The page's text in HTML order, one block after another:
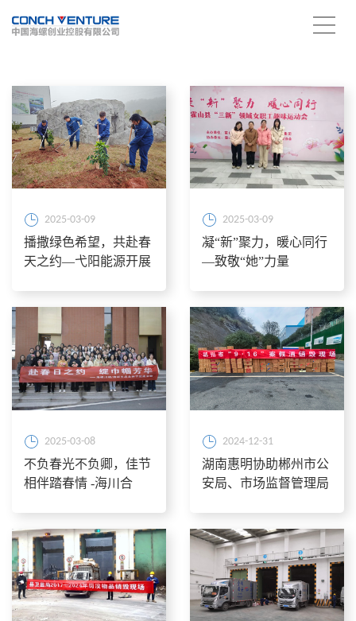
2025-03-09
播撒绿色希望，共赴春
天之约—弋阳能源开展
2025-03-09
凝“新”聚力，暖心同行
—致敬“她”力量
2025-03-08
不负春光不负卿，佳节
相伴踏春情 -海川合
2024-12-31
湖南惠明协助郴州市公
安局、市场监督管理局